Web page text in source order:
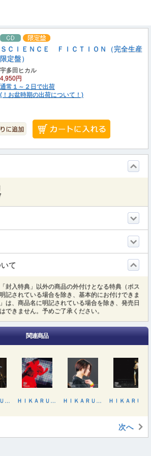
ＳＣＩＥＮＣＥ ＦＩＣＴＩＯＮ（完全生産
限定盤）
宇多田ヒカル
4,950円
通常１～２日で出荷
(！お盆時期の出荷について！)
て
封入特典」以外の商品の外付けとなる特典（ポス
記されている場合を除き、基本的にお付けできま
は、商品名に明記されている場合を除き、発売日
できません。予めご了承ください。
関連商品
次へ